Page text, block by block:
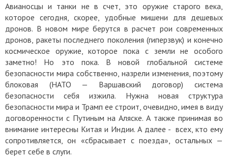
Авианосцы и танки не в счет, это оружие старого века,
которое сегодня, скорее, удобные мишени для дешевых
дронов. В новом мире берутся в расчет рои современных
дронов, ракеты последнего поколения (гиперзвук) и конечно
космическое оружие, которое пока с земли не особого
заметно! Но это пока. В новой глобальной системе
безопасности мира собственно, назрели изменения, поэтому
блоковая (НАТО — Варшавский договор) система
безопасности себя изжила. Нужна новая структура
безопасности мира и Трамп ее строит, очевидно, имея в виду
договоренности с Путиным на Аляске. А также принимая во
внимание интересны Китая и Индии. А далее - всех, кто ему
сопротивляется, он «сбрасывает с поезда», остальных —
берет себе в слуги.